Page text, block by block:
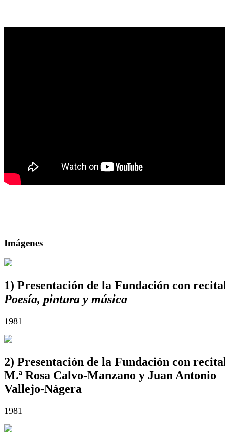
Imágenes
1) Presentación de la Fundación con
Poesía, pintura y música
1981
2) Presentación de la Fundación con
M.ª Rosa Calvo-Manzano y Juan Antonio
Vallejo-Nágera
1981